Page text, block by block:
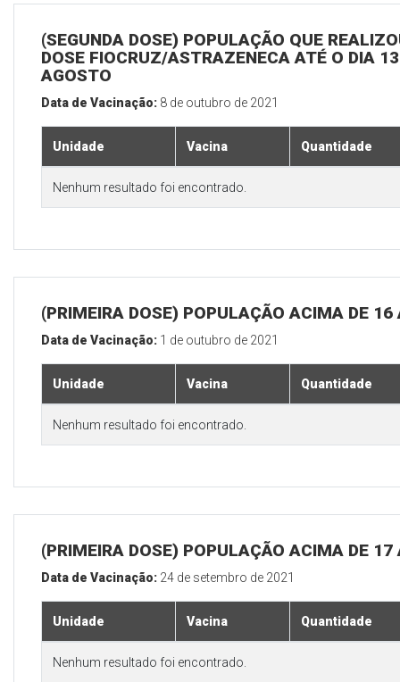
(SEGUNDA DOSE) POPULAÇÃO QUE
DOSE FIOCRUZ/ASTRAZENECA ATÉ O DIA
AGOSTO
Data de Vacinação: 8 de outubro de 2021
Unidade Vacina Quantidade
Nenhum resultado foi encontrado.
(PRIMEIRA DOSE) POPULAÇÃO ACIMA DE 16
Data de Vacinação: 1 de outubro de 2021
Unidade Vacina Quantidade
Nenhum resultado foi encontrado.
(PRIMEIRA DOSE) POPULAÇÃO ACIMA DE 17
Data de Vacinação: 24 de setembro de 2021
Unidade Vacina Quantidade
Nenhum resultado foi encontrado.